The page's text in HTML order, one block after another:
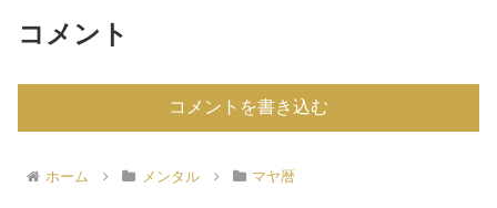
コメント
コメントを書き込む
ホーム メンタル マヤ暦